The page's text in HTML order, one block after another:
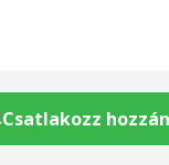
Csatlakozz